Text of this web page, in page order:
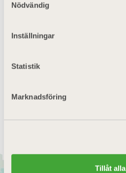
Nödvändig
Inställningar
Statistik
Marknadsföring
Tillåt alla